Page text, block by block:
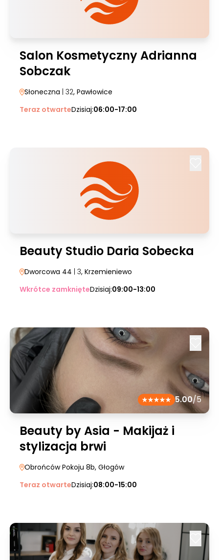
Salon Kosmetyczny Adrianna
Sobczak
Słoneczna | 32, Pawłowice
Teraz otwarteDzisiaj:06:00-17:00
Beauty Studio Daria Sobecka
Dworcowa 44 | 3, Krzemieniewo
Wkrótce zamknięteDzisiaj:09:00-13:00
5.00/5
Beauty by Asia - Makijaż i
stylizacja brwi
Obrońców Pokoju 8b, Głogów
Teraz otwarteDzisiaj:08:00-15:00